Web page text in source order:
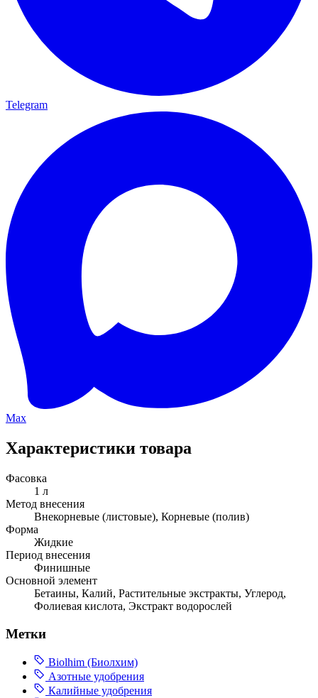
Telegram
Max
Характеристики товара
Фасовка
1 л
Метод внесения
Внекорневые (листовые), Корневые (полив)
Форма
Жидкие
Период внесения
Финишные
Основной элемент
Бетаины, Калий, Растительные экстракты, Углерод,
Фолиевая кислота, Экстракт водорослей
Метки
Biolhim (Биолхим)
Азотные удобрения
Калийные удобрения